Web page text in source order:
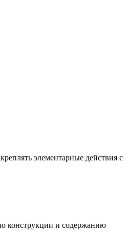
элементарные действия с
конструкции и содержанию